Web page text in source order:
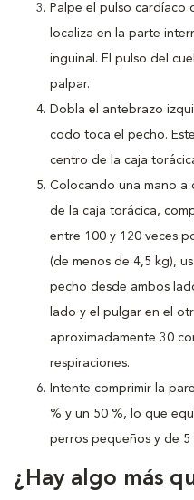
Palpe el pulso cardíaco
localiza en la parte
inguinal. El pulso del
palpar.
Dobla el antebrazo
codo toca el pecho.
centro de la caja
Colocando una mano a
de la caja torácica,
entre 100 y 120 veces
(de menos de 4,5 kg),
pecho desde ambos
lado y el pulgar en el
aproximadamente 30
respiraciones.
Intente comprimir la
% y un 50 %, lo que
perros pequeños y de 5
¿Hay algo más